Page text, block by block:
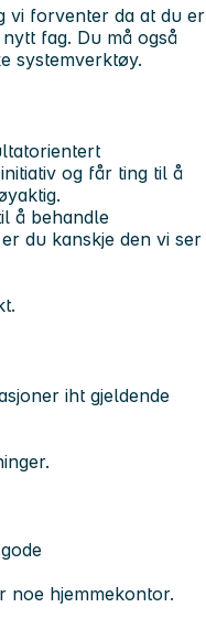
vi forventer da at du er
fag. Du må også
systemverktøy.
og får ting til å
å behandle
du kanskje den vi ser
iht gjeldende
noe hjemmekontor.